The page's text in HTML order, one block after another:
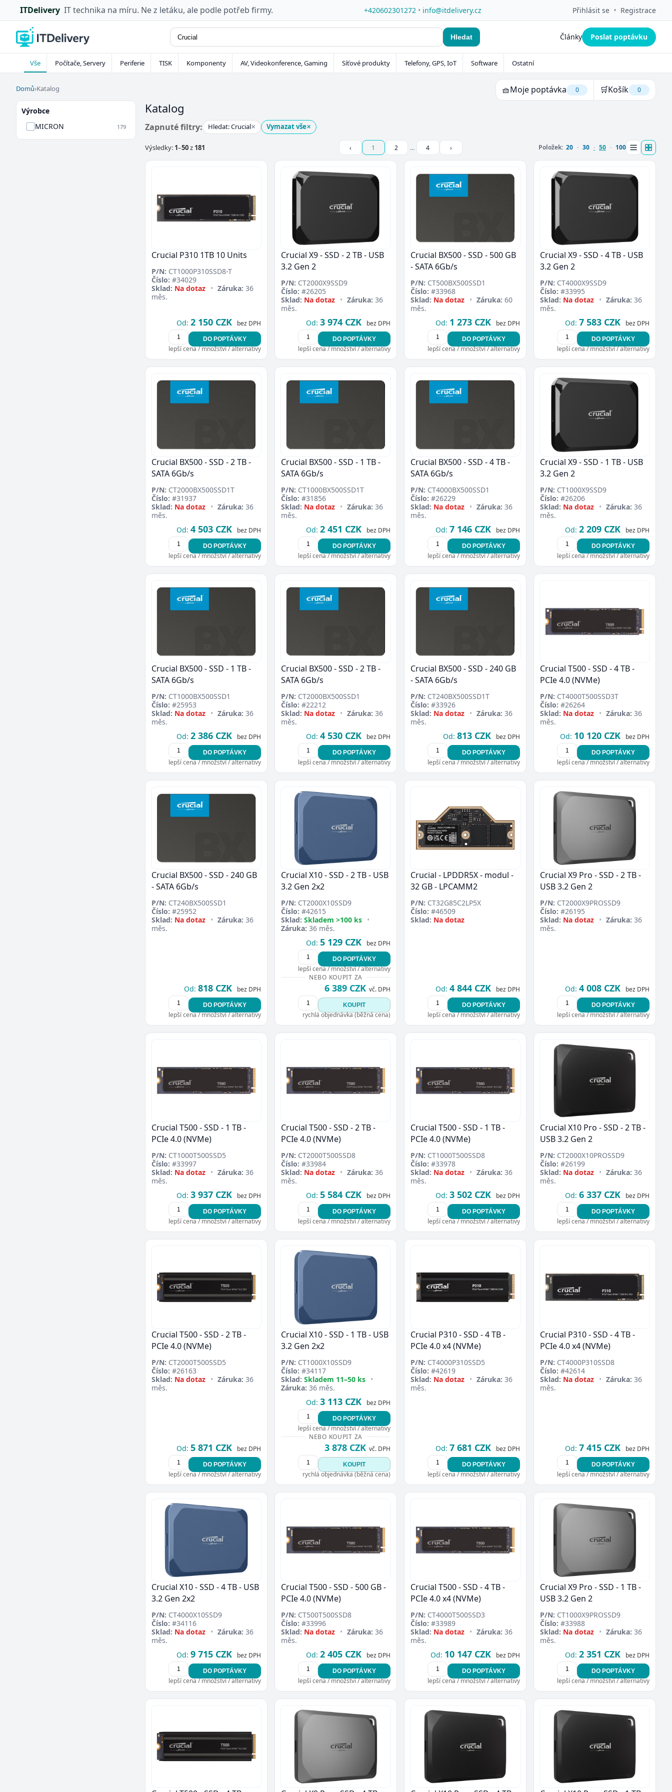
ITDelivery IT technika na míru. Ne z letáku, ale podle potřeb firmy. +420602301272 • info@itdelivery.cz Přihlásit se • Registrace
Hledat Články Poslat poptávku
Vše Počítače, Servery Periferie TISK Komponenty AV, Videokonference, Gaming Síťové produkty Telefony, GPS, IoT Software Ostatní
Domů›Katalog 🧺Moje poptávka 0 🛒Košík 0
Přejít do poptávky Zavřít
Výrobce
MICRON
179
Katalog
Zapnuté filtry: Hledat: Crucial× Vymazat vše×
Výsledky: 1–50z 181 ‹ 1 2 … 4 › Položek: 20 30 50 100
Crucial P310 1TB 10 Units
P/N: CT1000P310SSD8-T
Číslo: #34029
Sklad: Na dotaz • Záruka: 36
měs.
Od: 2 150 CZK bez DPH
DO POPTÁVKY
lepší cena / množství / alternativy
Crucial X9 - SSD - 2 TB - USB
3.2 Gen 2
P/N: CT2000X9SSD9
Číslo: #26205
Sklad: Na dotaz • Záruka: 36
měs.
Od: 3 974 CZK bez DPH
DO POPTÁVKY
lepší cena / množství / alternativy
Crucial BX500 - SSD - 500 GB
- SATA 6Gb/s
P/N: CT500BX500SSD1
Číslo: #33968
Sklad: Na dotaz • Záruka: 60
měs.
Od: 1 273 CZK bez DPH
DO POPTÁVKY
lepší cena / množství / alternativy
Crucial X9 - SSD - 4 TB - USB
3.2 Gen 2
P/N: CT4000X9SSD9
Číslo: #33995
Sklad: Na dotaz • Záruka: 36
měs.
Od: 7 583 CZK bez DPH
DO POPTÁVKY
lepší cena / množství / alternativy
Crucial BX500 - SSD - 2 TB -
SATA 6Gb/s
P/N: CT2000BX500SSD1T
Číslo: #31937
Sklad: Na dotaz • Záruka: 36
měs.
Od: 4 503 CZK bez DPH
DO POPTÁVKY
lepší cena / množství / alternativy
Crucial BX500 - SSD - 1 TB -
SATA 6Gb/s
P/N: CT1000BX500SSD1T
Číslo: #31856
Sklad: Na dotaz • Záruka: 36
měs.
Od: 2 451 CZK bez DPH
DO POPTÁVKY
lepší cena / množství / alternativy
Crucial BX500 - SSD - 4 TB -
SATA 6Gb/s
P/N: CT4000BX500SSD1
Číslo: #26229
Sklad: Na dotaz • Záruka: 36
měs.
Od: 7 146 CZK bez DPH
DO POPTÁVKY
lepší cena / množství / alternativy
Crucial X9 - SSD - 1 TB - USB
3.2 Gen 2
P/N: CT1000X9SSD9
Číslo: #26206
Sklad: Na dotaz • Záruka: 36
měs.
Od: 2 209 CZK bez DPH
DO POPTÁVKY
lepší cena / množství / alternativy
Crucial BX500 - SSD - 1 TB -
SATA 6Gb/s
P/N: CT1000BX500SSD1
Číslo: #25953
Sklad: Na dotaz • Záruka: 36
měs.
Od: 2 386 CZK bez DPH
DO POPTÁVKY
lepší cena / množství / alternativy
Crucial BX500 - SSD - 2 TB -
SATA 6Gb/s
P/N: CT2000BX500SSD1
Číslo: #22212
Sklad: Na dotaz • Záruka: 36
měs.
Od: 4 530 CZK bez DPH
DO POPTÁVKY
lepší cena / množství / alternativy
Crucial BX500 - SSD - 240 GB
- SATA 6Gb/s
P/N: CT240BX500SSD1T
Číslo: #33926
Sklad: Na dotaz • Záruka: 36
měs.
Od: 813 CZK bez DPH
DO POPTÁVKY
lepší cena / množství / alternativy
Crucial T500 - SSD - 4 TB -
PCIe 4.0 (NVMe)
P/N: CT4000T500SSD3T
Číslo: #26264
Sklad: Na dotaz • Záruka: 36
měs.
Od: 10 120 CZK bez DPH
DO POPTÁVKY
lepší cena / množství / alternativy
Crucial BX500 - SSD - 240 GB
- SATA 6Gb/s
P/N: CT240BX500SSD1
Číslo: #25952
Sklad: Na dotaz • Záruka: 36
měs.
Od: 818 CZK bez DPH
DO POPTÁVKY
lepší cena / množství / alternativy
Crucial X10 - SSD - 2 TB - USB
3.2 Gen 2x2
P/N: CT2000X10SSD9
Číslo: #42615
Sklad: Skladem >100 ks •
Záruka: 36 měs.
Od: 5 129 CZK bez DPH
DO POPTÁVKY
lepší cena / množství / alternativy
NEBO KOUPIT ZA
6 389 CZK vč. DPH
KOUPIT
rychlá objednávka (běžná cena)
Crucial - LPDDR5X - modul -
32 GB - LPCAMM2
P/N: CT32G85C2LP5X
Číslo: #46509
Sklad: Na dotaz
Od: 4 844 CZK bez DPH
DO POPTÁVKY
lepší cena / množství / alternativy
Crucial X9 Pro - SSD - 2 TB -
USB 3.2 Gen 2
P/N: CT2000X9PROSSD9
Číslo: #26195
Sklad: Na dotaz • Záruka: 36
měs.
Od: 4 008 CZK bez DPH
DO POPTÁVKY
lepší cena / množství / alternativy
Crucial T500 - SSD - 1 TB -
PCIe 4.0 (NVMe)
P/N: CT1000T500SSD5
Číslo: #33997
Sklad: Na dotaz • Záruka: 36
měs.
Od: 3 937 CZK bez DPH
DO POPTÁVKY
lepší cena / množství / alternativy
Crucial T500 - SSD - 2 TB -
PCIe 4.0 (NVMe)
P/N: CT2000T500SSD8
Číslo: #33984
Sklad: Na dotaz • Záruka: 36
měs.
Od: 5 584 CZK bez DPH
DO POPTÁVKY
lepší cena / množství / alternativy
Crucial T500 - SSD - 1 TB -
PCIe 4.0 (NVMe)
P/N: CT1000T500SSD8
Číslo: #33978
Sklad: Na dotaz • Záruka: 36
měs.
Od: 3 502 CZK bez DPH
DO POPTÁVKY
lepší cena / množství / alternativy
Crucial X10 Pro - SSD - 2 TB -
USB 3.2 Gen 2
P/N: CT2000X10PROSSD9
Číslo: #26199
Sklad: Na dotaz • Záruka: 36
měs.
Od: 6 337 CZK bez DPH
DO POPTÁVKY
lepší cena / množství / alternativy
Crucial T500 - SSD - 2 TB -
PCIe 4.0 (NVMe)
P/N: CT2000T500SSD5
Číslo: #26163
Sklad: Na dotaz • Záruka: 36
měs.
Od: 5 871 CZK bez DPH
DO POPTÁVKY
lepší cena / množství / alternativy
Crucial X10 - SSD - 1 TB - USB
3.2 Gen 2x2
P/N: CT1000X10SSD9
Číslo: #34117
Sklad: Skladem 11–50 ks •
Záruka: 36 měs.
Od: 3 113 CZK bez DPH
DO POPTÁVKY
lepší cena / množství / alternativy
NEBO KOUPIT ZA
3 878 CZK vč. DPH
KOUPIT
rychlá objednávka (běžná cena)
Crucial P310 - SSD - 4 TB -
PCIe 4.0 x4 (NVMe)
P/N: CT4000P310SSD5
Číslo: #42619
Sklad: Na dotaz • Záruka: 36
měs.
Od: 7 681 CZK bez DPH
DO POPTÁVKY
lepší cena / množství / alternativy
Crucial P310 - SSD - 4 TB -
PCIe 4.0 x4 (NVMe)
P/N: CT4000P310SSD8
Číslo: #42614
Sklad: Na dotaz • Záruka: 36
měs.
Od: 7 415 CZK bez DPH
DO POPTÁVKY
lepší cena / množství / alternativy
Crucial X10 - SSD - 4 TB - USB
3.2 Gen 2x2
P/N: CT4000X10SSD9
Číslo: #34116
Sklad: Na dotaz • Záruka: 36
měs.
Od: 9 715 CZK bez DPH
DO POPTÁVKY
lepší cena / množství / alternativy
Crucial T500 - SSD - 500 GB -
PCIe 4.0 (NVMe)
P/N: CT500T500SSD8
Číslo: #33996
Sklad: Na dotaz • Záruka: 36
měs.
Od: 2 405 CZK bez DPH
DO POPTÁVKY
lepší cena / množství / alternativy
Crucial T500 - SSD - 4 TB -
PCIe 4.0 x4 (NVMe)
P/N: CT4000T500SSD3
Číslo: #33989
Sklad: Na dotaz • Záruka: 36
měs.
Od: 10 147 CZK bez DPH
DO POPTÁVKY
lepší cena / množství / alternativy
Crucial X9 Pro - SSD - 1 TB -
USB 3.2 Gen 2
P/N: CT1000X9PROSSD9
Číslo: #33988
Sklad: Na dotaz • Záruka: 36
měs.
Od: 2 351 CZK bez DPH
DO POPTÁVKY
lepší cena / množství / alternativy